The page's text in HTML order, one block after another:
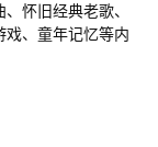
怀旧经典老歌、
戏、童年记忆等内